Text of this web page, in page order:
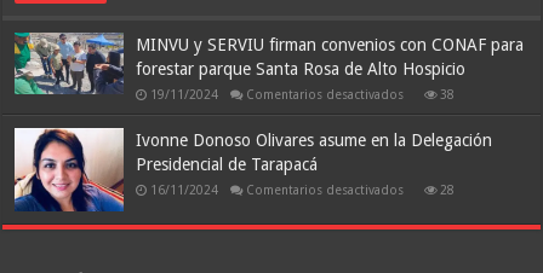
Radio
Lorenzo
MINVU y SERVIU firman convenios con CONAF para
forestar parque Santa Rosa de Alto Hospicio
19/11/2024 Comentarios desactivados
SERVIU
firman
CONAF
forestar
38
Ivonne Donoso Olivares asume en la Delegación
Presidencial de Tarapacá
16/11/2024 Comentarios desactivados
Olivares
28